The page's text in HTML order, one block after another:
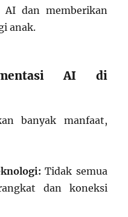
AI dan memberikan
anak.
AI di
banyak manfaat,
Tidak semua
dan koneksi